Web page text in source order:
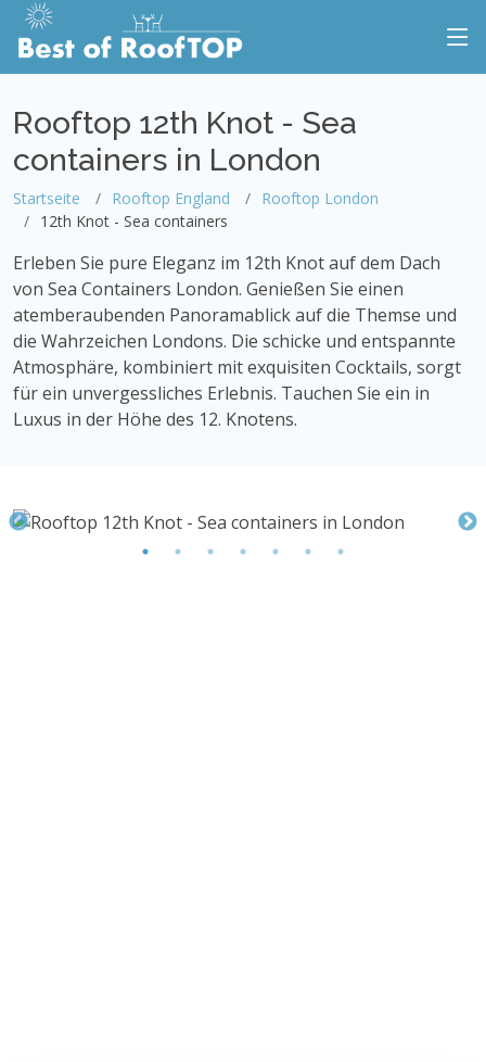
Rooftop 12th Knot - Sea
containers in London
Startseite Rooftop England
Rooftop London
12th Knot - Sea containers
Erleben Sie pure Eleganz im 12th Knot auf dem Dach
von Sea Containers London. Genießen Sie einen
atemberaubenden Panoramablick auf die Themse und
die Wahrzeichen Londons. Die schicke und entspannte
Atmosphäre, kombiniert mit exquisiten Cocktails, sorgt
für ein unvergessliches Erlebnis. Tauchen Sie ein in
Luxus in der Höhe des 12. Knotens.